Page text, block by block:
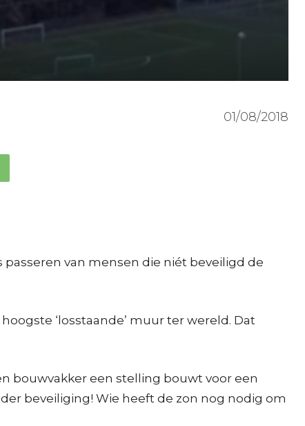
01/08/2018
passeren van mensen die niét beveiligd de
‘losstaande’ muur ter wereld. Dat
bouwvakker een stelling bouwt voor een
beveiliging! Wie heeft de zon nog nodig om